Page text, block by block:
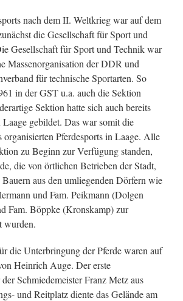
nach dem II. Weltkrieg war auf dem
die Gesellschaft für Sport und
Gesellschaft für Sport und Technik war
Massenorganisation der DDR und
für technische Sportarten. So
in der GST u.a. auch die Sektion
Sektion hatte sich auch bereits
gebildet. Das war somit die
organisierten Pferdesports in Laage. Alle
zu Beginn zur Verfügung standen,
die von örtlichen Betrieben der Stadt,
aus den umliegenden Dörfern wie
und Fam. Peikmann (Dolgen
Fam. Böppke (Kronskamp) zur
wurden.
die Unterbringung der Pferde waren auf
Heinrich Auge. Der erste
Schmiedemeister Franz Metz aus
und Reitplatz diente das Gelände am